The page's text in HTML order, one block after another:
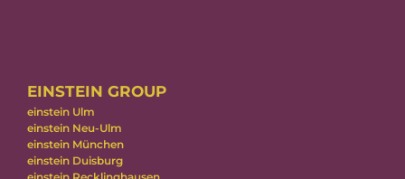
EINSTEIN GROUP
einstein Ulm
einstein Neu-Ulm
einstein München
einstein Duisburg
einstein Recklinghausen